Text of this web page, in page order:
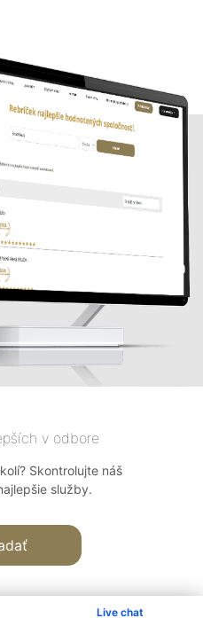
Live chat
v odbore
Skontrolujte náš
služby.